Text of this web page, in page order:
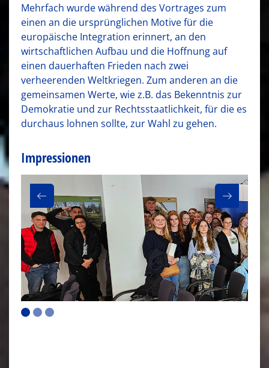
Mehrfach wurde während des Vortrages zum
einen an die ursprünglichen Motive für die
europäische Integration erinnert, an den
wirtschaftlichen Aufbau und die Hoffnung auf
einen dauerhaften Frieden nach zwei
verheerenden Weltkriegen. Zum anderen an die
gemeinsamen Werte, wie z.B. das Bekenntnis zur
Demokratie und zur Rechtsstaatlichkeit, für die es
durchaus lohnen sollte, zur Wahl zu gehen.
Impressionen